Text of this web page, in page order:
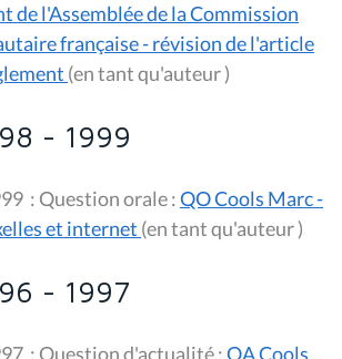
de l'Assemblée de la Commission
française - révision de l'article
(en tant qu'auteur )
- 1999
: Question orale :QO Cools Marc -
et internet
(en tant qu'auteur )
- 1997
: Question d'actualité :QA Cools